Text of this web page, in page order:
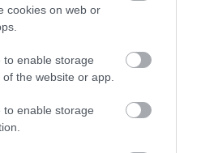
cookies on web or
to enable storage
the website or app.
to enable storage